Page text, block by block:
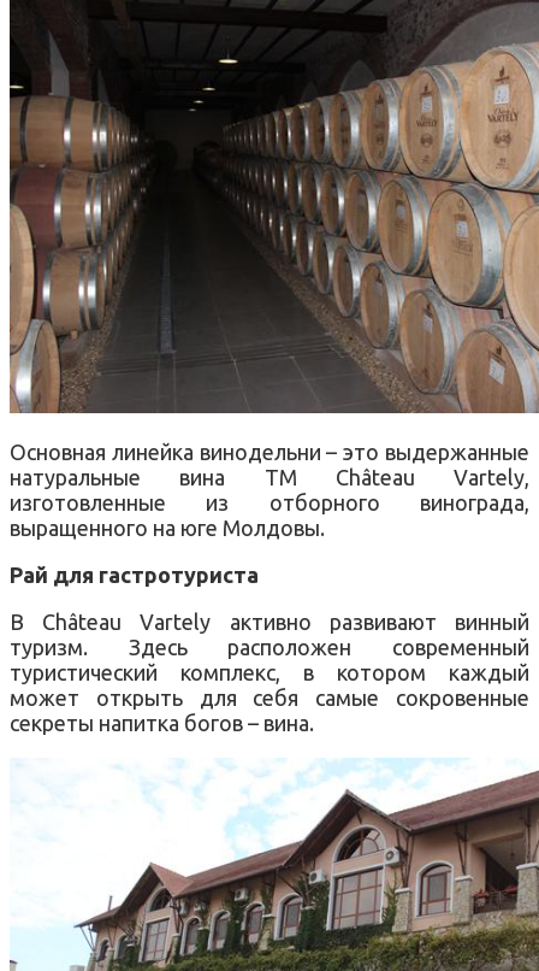
Основная линейка винодельни – это выдержанные
натуральные вина ТМ Château Vartely,
изготовленные из отборного винограда,
выращенного на юге Молдовы.
Рай для гастротуриста
В Château Vartely активно развивают винный
туризм. Здесь расположен современный
туристический комплекс, в котором каждый
может открыть для себя самые сокровенные
секреты напитка богов – вина.